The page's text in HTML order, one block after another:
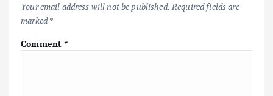
Your email address will not be published. Required fields are
marked*
Comment*